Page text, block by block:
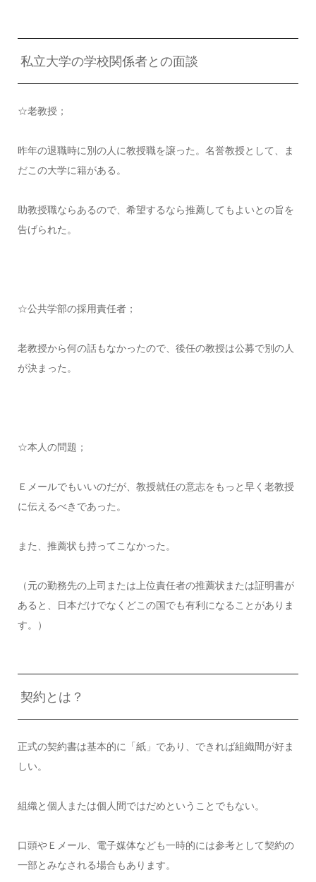
私立大学の学校関係者との面談
☆老教授；
昨年の退職時に別の人に教授職を譲った。名誉教授として、ま
だこの大学に籍がある。
助教授職ならあるので、希望するなら推薦してもよいとの旨を
告げられた。
☆公共学部の採用責任者；
老教授から何の話もなかったので、後任の教授は公募で別の人
が決まった。
☆本人の問題；
Ｅメールでもいいのだが、教授就任の意志をもっと早く老教授
に伝えるべきであった。
また、推薦状も持ってこなかった。
（元の勤務先の上司または上位責任者の推薦状または証明書が
あると、日本だけでなくどこの国でも有利になることがありま
す。）
契約とは？
正式の契約書は基本的に「紙」であり、できれば組織間が好ま
しい。
組織と個人または個人間ではだめということでもない。
口頭やＥメール、電子媒体なども一時的には参考として契約の
一部とみなされる場合もあります。